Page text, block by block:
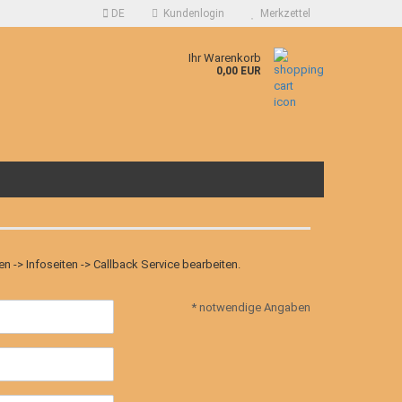
DE Kundenlogin Merkzettel
Ihr Warenkorb
0,00 EUR
-> Infoseiten -> Callback Service bearbeiten.
* notwendige Angaben